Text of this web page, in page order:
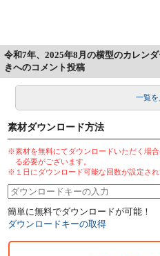
令和7年、2025年8月の横型のカレン
きへのコメント投稿
一覧を
素材ダウンロード方法
※素材を無料にてダウンロードいただく場合
る必要がございます。
※１日にダウンロード可能な回数が設定され
簡単に無料でダウンロードが可能！
ダウンロードキーの取得